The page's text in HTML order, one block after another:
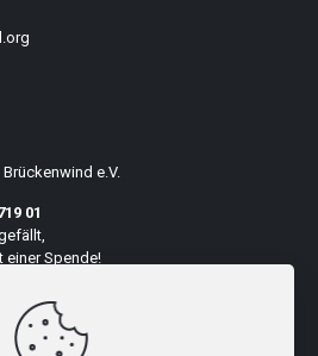
e.V.
01
einer Spende!